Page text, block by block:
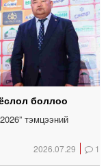
боллоо
тэмцээний
2026.07.29 1